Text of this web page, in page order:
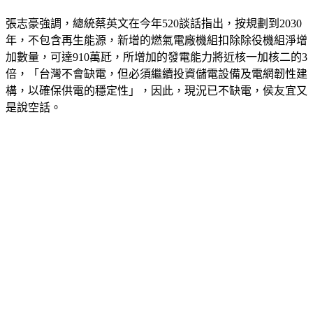
年，不包含再生能源，新增的燃氣電廠機組扣除除役機組淨增
加數量，可達910萬瓩，所增加的發電能力將近核一加核二的3
倍，「台灣不會缺電，但必須繼續投資儲電設備及電網韌性建
構，以確保供電的穩定性」，因此，現況已不缺電，侯友宜又
是說空話。